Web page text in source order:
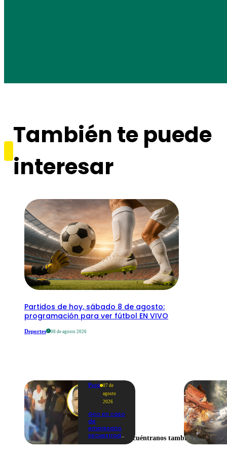
También te puede
interesar
Partidos de hoy, sábado 8 de agosto:
programación para ver fútbol EN VIVO
Deportes 08 de agosto 2026
Perú 07 de
agosto
2026
Giro en caso
de
empresario
secuestradoEncuéntranos también en